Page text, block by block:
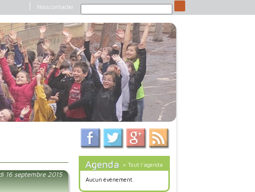
Nous contacter
16 septembre 2015
Agenda > Tout l'agenda
Aucun évènement.